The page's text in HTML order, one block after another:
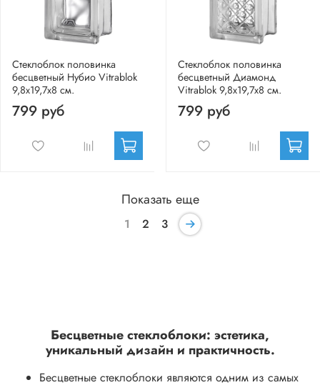
Стеклоблок половинка
бесцветный Нубио Vitrablok
9,8x19,7x8 см.
799 руб
Стеклоблок половинка
бесцветный Диамонд
Vitrablok 9,8x19,7x8 см.
799 руб
Показать еще
1 2 3
Бесцветные стеклоблоки: эстетика,
уникальный дизайн и практичность.
Бесцветные стеклоблоки являются одним из самых